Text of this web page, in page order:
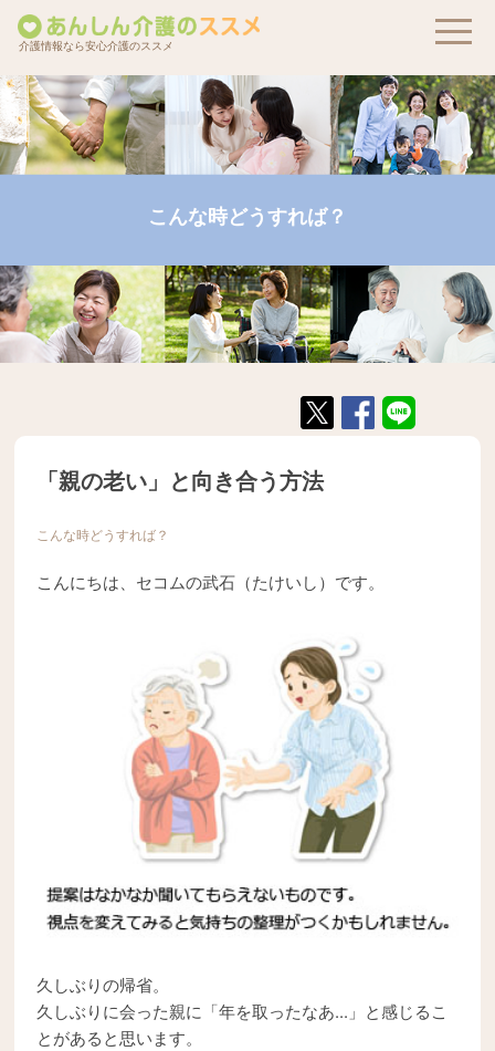
介護情報なら安心介護のススメ
こんな時どうすれば？
「親の老い」と向き合う方法
こんな時どうすれば？
こんにちは、セコムの武石（たけいし）です。
久しぶりの帰省。
久しぶりに会った親に「年を取ったなあ...」と感じるこ
とがあると思います。